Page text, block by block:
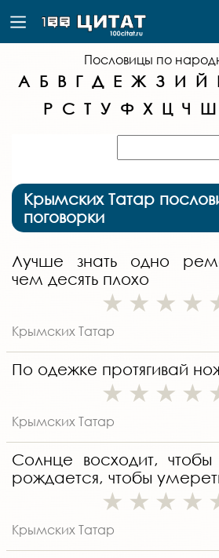
Пословицы по
А Б В Г Д Е Ж З И Й
Р С Т У Ф Х Ц Ч Ш
Крымских Татар
поговорки
Лучше знать одно
чем десять плохо
Крымских Татар
По одежке протягивай
Крымских Татар
Солнце восходит, чтобы
рождается, чтобы
Крымских Татар